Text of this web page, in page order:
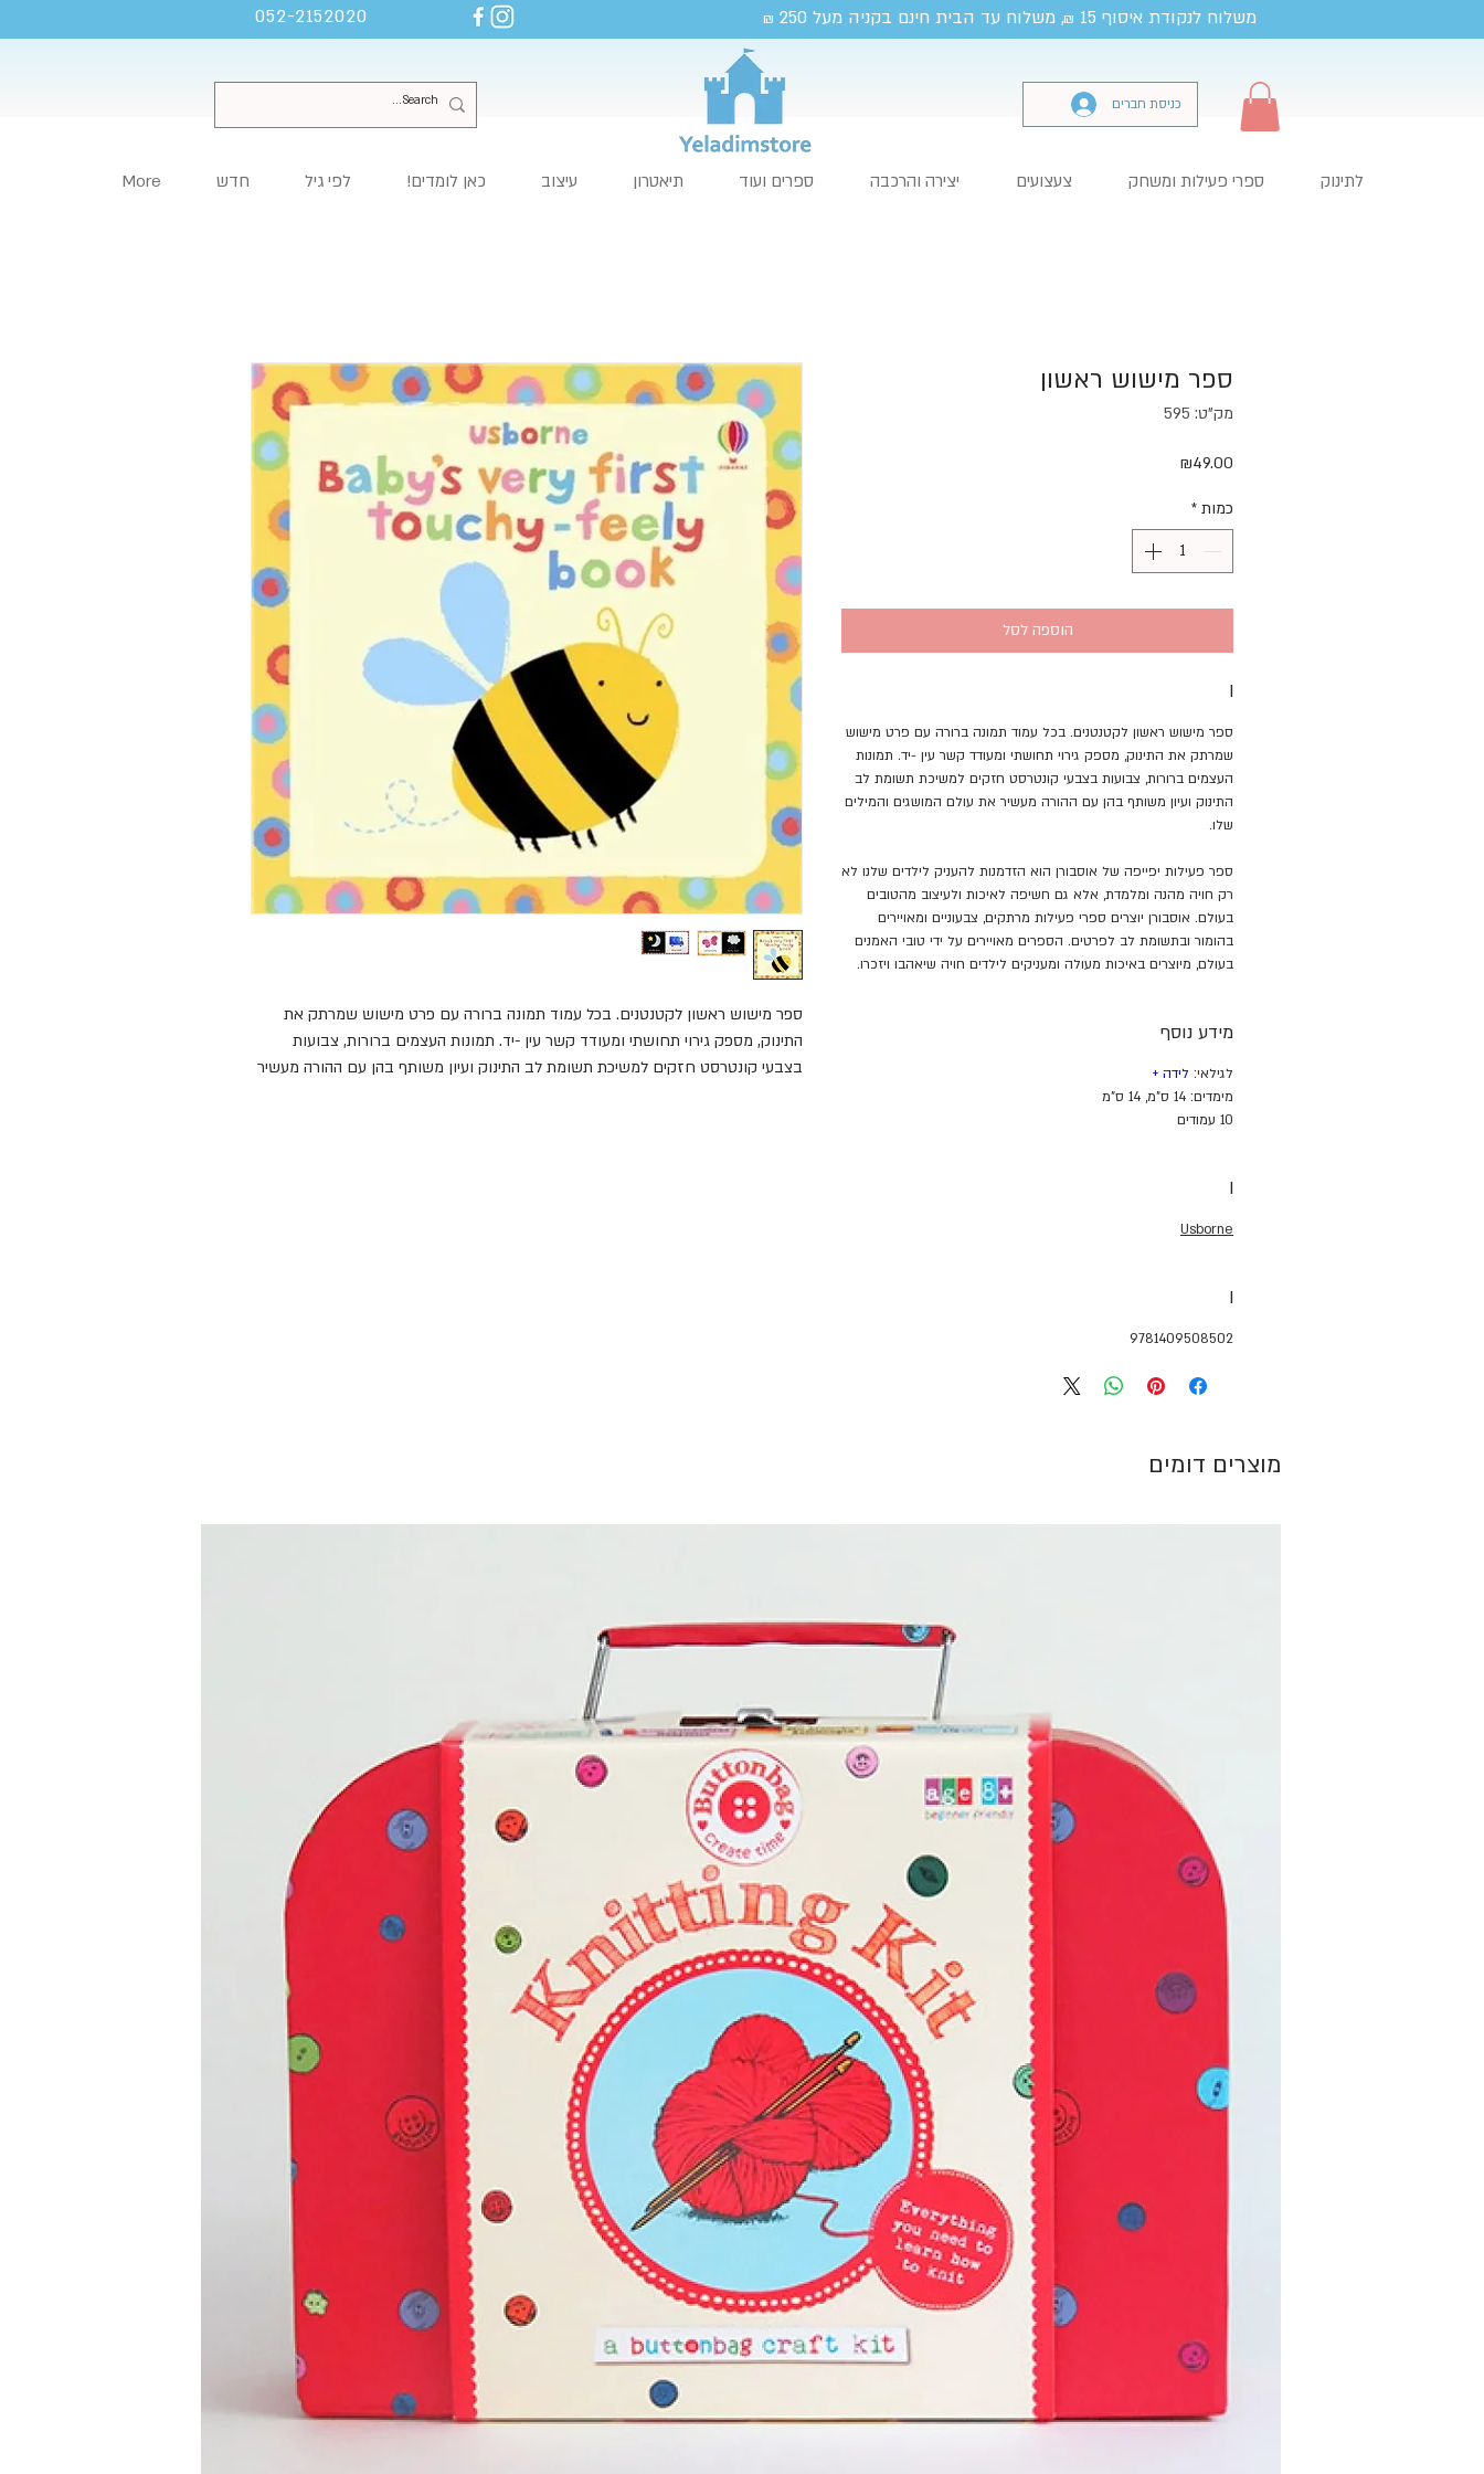
052-2152020 משלוח לנקודת איסוף 15 ₪, משלוח עד הבית חינם בקניה מעל 250 ₪
כניסת חברים
לתינוק ספרי פעילות ומשחק צעצועים יצירה והרכבה ספרים ועוד תיאטרון עיצוב כאן לומדים! לפי גיל חדש More
ספר מישוש ראשון
מק"ט: 595
₪49.00
כמות *
הוספה לסל
I
ספר מישוש ראשון לקטנטנים. בכל עמוד תמונה ברורה עם פרט מישוש
שמרתק את התינוק, מספק גירוי תחושתי ומעודד קשר עין -יד. תמונות
העצמים ברורות, צבועות בצבעי קונטרסט חזקים למשיכת תשומת לב
התינוק ועיון משותף בהן עם ההורה מעשיר את עולם המושגים והמילים
שלו.
ספר פעילות יפייפה של אוסבורן הוא הזדמנות להעניק לילדים שלנו לא
רק חויה מהנה ומלמדת, אלא גם חשיפה לאיכות ולעיצוב מהטובים
בעולם. אוסבורן יוצרים ספרי פעילות מרתקים, צבעוניים ומאויירים
בהומור ובתשומת לב לפרטים. הספרים מאויירים על ידי טובי האמנים
בעולם, מיוצרים באיכות מעולה ומעניקים לילדים חויה שיאהבו ויזכרו.
מידע נוסף
לגילאי: לידה +
מימדים: 14 ס"מ, 14 ס"מ
10 עמודים
I
Usborne
I
9781409508502
מוצרים דומים